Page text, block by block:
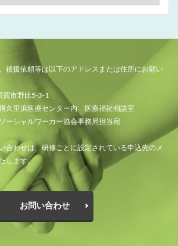
後援依頼等は以下のアドレスまたは住所にお願い
賀市野比5-3-1
久里浜医療センター内 医療福祉相談室
ーシャルワーカー協会事務局担当宛
合わせは、研修ごとに設定されている申込先のメ
します。
お問い合わせ